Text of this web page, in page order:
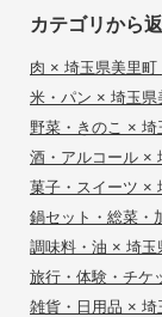
カテゴリから
肉 × 埼玉県美里町
米・パン × 埼玉県
野菜・きのこ × 埼
酒・アルコール ×
菓子・スイーツ ×
鍋セット・総菜・
調味料・油 × 埼玉
旅行・体験・チケ
雑貨・日用品 × 埼